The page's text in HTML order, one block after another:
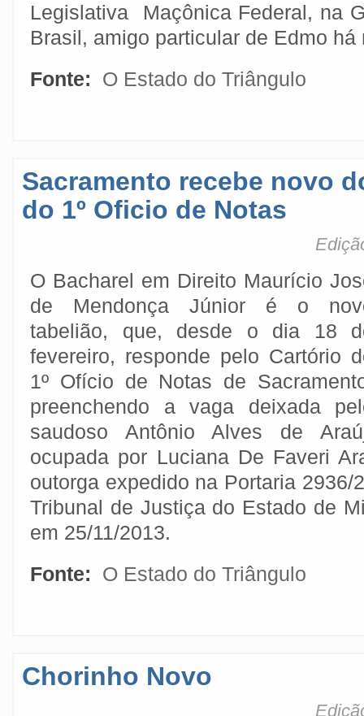
Legislativa Maçônica Federal, na
Brasil, amigo particular de Edmo
Fonte:
O Estado do Triângulo
Sacramento recebe novo
do 1º Oficio de Notas
O Bacharel em Direito Maurício
de Mendonça Júnior é o
tabelião, que, desde o dia 18
fevereiro, responde pelo Cartório
1º Ofício de Notas de
preenchendo a vaga deixada
saudoso Antônio Alves de
ocupada por Luciana De Faveri
outorga expedido na Portaria 2936/
Tribunal de Justiça do Estado de
em 25/11/2013.
Fonte:
O Estado do Triângulo
Chorinho Novo